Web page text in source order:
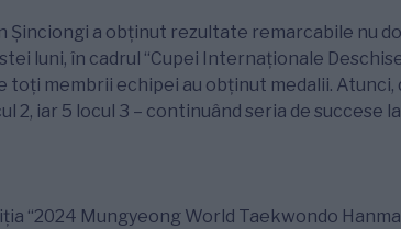
Șinciongi a obținut rezultate remarcabile nu
luni, în cadrul “Cupei Internaționale
toți membrii echipei au obținut medalii.
2, iar 5 locul 3 – continuând seria de succese
“2024 Mungyeong World Taekwondo